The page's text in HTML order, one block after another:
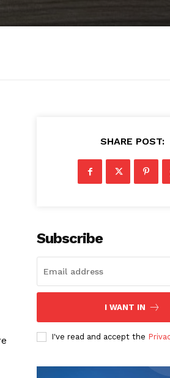
SHARE POST:
Subscribe
I WANT IN
I've read and accept the